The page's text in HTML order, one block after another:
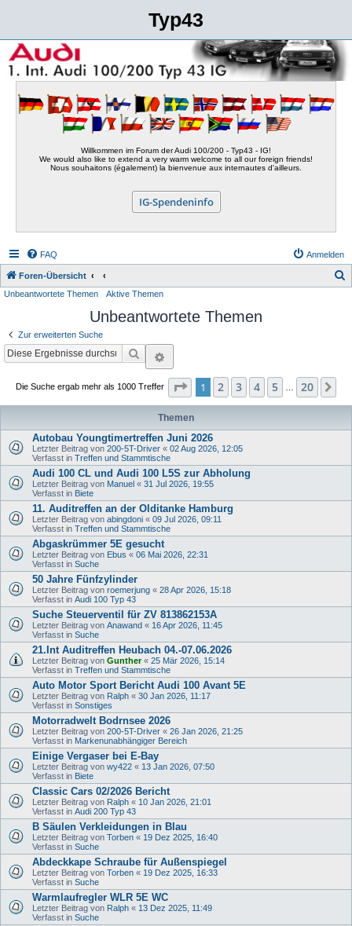
Typ43
Willkommen im Forum der Audi 100/200 - Typ43 - IG!
We would also like to extend a very warm welcome to all our foreign friends!
Nous souhaitons (également) la bienvenue aux internautes d'ailleurs.
IG-Spendeninfo
FAQ Anmelden
Foren-Übersicht
Unbeantwortete Themen Aktive Themen
Unbeantwortete Themen
Zur erweiterten Suche
Suche
Die Suche ergab mehr als 1000 Treffer Seite 1 von 20
1 2 3 4 5 … 20
Themen
Autobau Youngtimertreffen Juni 2026
Letzter Beitrag von 200-5T-Driver « 02 Aug 2026, 12:05
Verfasst in Treffen und Stammtische
Audi 100 CL und Audi 100 L5S zur Abholung
Letzter Beitrag von Manuel « 31 Jul 2026, 19:55
Verfasst in Biete
11. Auditreffen an der Olditanke Hamburg
Letzter Beitrag von abingdoni « 09 Jul 2026, 09:11
Verfasst in Treffen und Stammtische
Abgaskrümmer 5E gesucht
Letzter Beitrag von Ebus « 06 Mai 2026, 22:31
Verfasst in Suche
50 Jahre Fünfzylinder
Letzter Beitrag von roemerjung « 28 Apr 2026, 15:18
Verfasst in Audi 100 Typ 43
Suche Steuerventil für ZV 813862153A
Letzter Beitrag von Anawand « 16 Apr 2026, 11:45
Verfasst in Suche
21.Int Auditreffen Heubach 04.-07.06.2026
Letzter Beitrag von Gunther« 25 Mär 2026, 15:14
Verfasst in Treffen und Stammtische
Auto Motor Sport Bericht Audi 100 Avant 5E
Letzter Beitrag von Ralph « 30 Jan 2026, 11:17
Verfasst in Sonstiges
Motorradwelt Bodrnsee 2026
Letzter Beitrag von 200-5T-Driver « 26 Jan 2026, 21:25
Verfasst in Markenunabhängiger Bereich
Einige Vergaser bei E-Bay
Letzter Beitrag von wy422 « 13 Jan 2026, 07:50
Verfasst in Biete
Classic Cars 02/2026 Bericht
Letzter Beitrag von Ralph « 10 Jan 2026, 21:01
Verfasst in Audi 200 Typ 43
B Säulen Verkleidungen in Blau
Letzter Beitrag von Torben « 19 Dez 2025, 16:40
Verfasst in Suche
Abdeckkape Schraube für Außenspiegel
Letzter Beitrag von Torben « 19 Dez 2025, 16:33
Verfasst in Suche
Warmlaufregler WLR 5E WC
Letzter Beitrag von Ralph « 13 Dez 2025, 11:49
Verfasst in Suche